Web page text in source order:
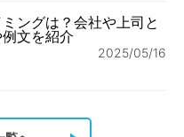
ングは？会社や上司と
文を紹介
2025/05/16